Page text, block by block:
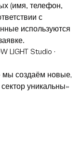
(имя, телефон,
с
используются
LIGHT Studio ·
создаём новые,
уникальны»